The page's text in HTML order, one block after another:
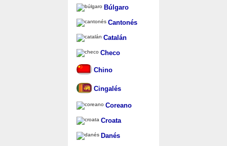
Búlgaro
Cantonés
Catalán
Checo
Chino
Cingalés
Coreano
Croata
Danés